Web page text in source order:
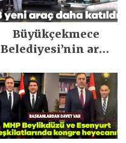
Büyükçekmece
Belediyesi’nin araç